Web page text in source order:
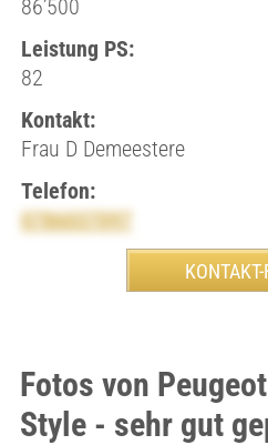
86’500
Leistung PS:
82
Kontakt:
Frau D Demeestere
Telefon:
0786037097
Fotos von
Style - sehr gut